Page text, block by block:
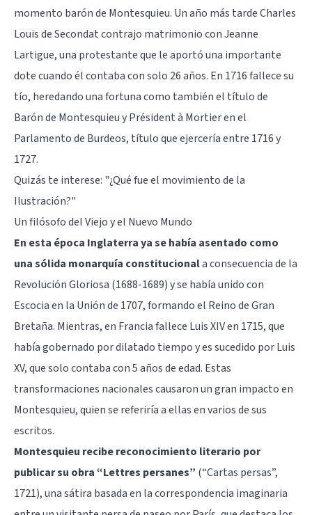
momento barón de Montesquieu. Un año más tarde Charles
Louis de Secondat contrajo matrimonio con Jeanne
Lartigue, una protestante que le aportó una importante
dote cuando él contaba con solo 26 años. En 1716 fallece su
tío, heredando una fortuna como también el título de
Barón de Montesquieu y Président à Mortier en el
Parlamento de Burdeos, título que ejercería entre 1716 y
1727.
Quizás te interese: "¿Qué fue el movimiento de la
Ilustración?"
Un filósofo del Viejo y el Nuevo Mundo
En esta época Inglaterra ya se había asentado como
una sólida monarquía constitucionala consecuencia de la
Revolución Gloriosa (1688-1689) y se había unido con
Escocia en la Unión de 1707, formando el Reino de Gran
Bretaña. Mientras, en Francia fallece Luis XIV en 1715, que
había gobernado por dilatado tiempo y es sucedido por Luis
XV, que solo contaba con 5 años de edad. Estas
transformaciones nacionales causaron un gran impacto en
Montesquieu, quien se referiría a ellas en varios de sus
escritos.
Montesquieu recibe reconocimiento literario por
publicar su obra “Lettres persanes” (“Cartas persas”,
1721), una sátira basada en la correspondencia imaginaria